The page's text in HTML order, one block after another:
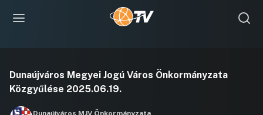
lejátszása
Dunaújváros Megyei Jogú Város Önkormányzata
Közgyűlése 2025.06.19.